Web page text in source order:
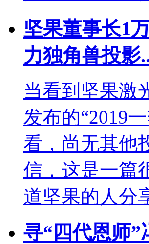
坚果董事长1
力独角兽投影
当看到坚果激
发布的“2019
看，尚无其他
信，这是一篇
道坚果的人分
寻“四代恩师